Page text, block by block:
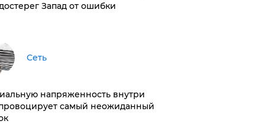
Запад от ошибки
Сеть
напряженность внутри
самый неожиданный